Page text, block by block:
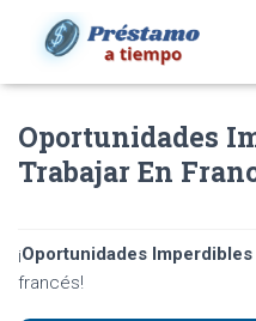
Oportunidades
Trabajar En
¡Oportunidades Imperdibles
francés!